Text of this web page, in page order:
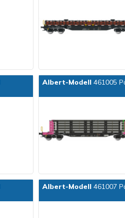
Albert-Modell461005
Albert-Modell461007